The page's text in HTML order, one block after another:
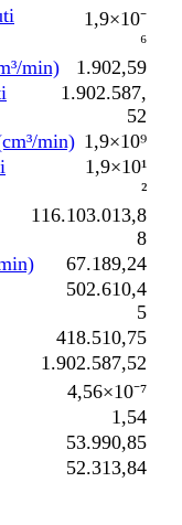
1,9×10⁻
⁶
min)
1.902,59
1.902.587,
52
min) 1,9×10⁹
1,9×10¹
²
116.103.013,8
8
67.189,24
502.610,4
5
418.510,75
1.902.587,52
4,56×10⁻⁷
1,54
53.990,85
52.313,84